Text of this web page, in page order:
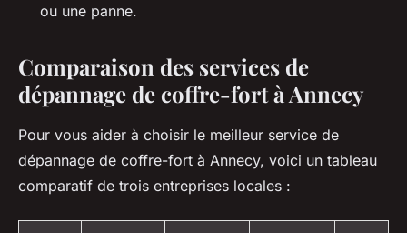
ou une panne.
Comparaison des services de
dépannage de coffre-fort à Annecy
Pour vous aider à choisir le meilleur service de
dépannage de coffre-fort à Annecy, voici un tableau
comparatif de trois entreprises locales :